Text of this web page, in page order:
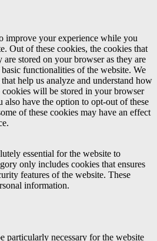
improve your experience while you
Out of these cookies, the cookies that
are stored on your browser as they are
functionalities of the website. We
help us analyze and understand how
cookies will be stored in your browser
have the option to opt-out of these
of these cookies may have an effect
essential for the website to
only includes cookies that ensures
features of the website. These
information.
particularly necessary for the website